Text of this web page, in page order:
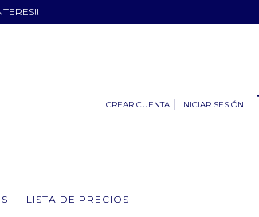
CREAR CUENTA INICIAR SESIÓN
LISTA DE PRECIOS